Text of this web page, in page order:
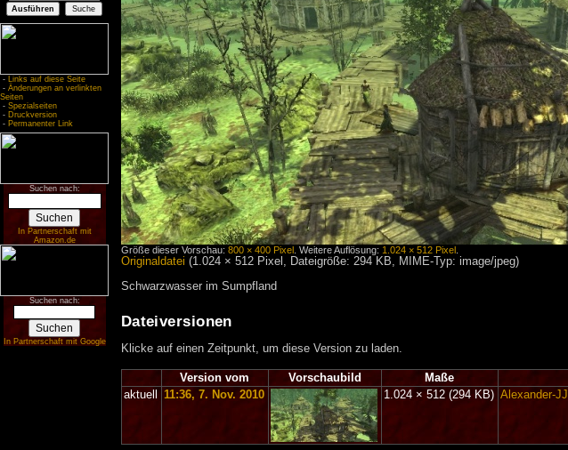
- Links auf diese Seite
- Änderungen an verlinkten
Seiten
- Spezialseiten
- Druckversion
- Permanenter Link
Suchen nach:
In Partnerschaft mit
Amazon.de
Suchen nach:
In Partnerschaft mit Google
Größe dieser Vorschau: 800 × 400 Pixel. Weitere Auflösung: 1.024 × 512 Pixel.
Originaldatei (1.024 × 512 Pixel, Dateigröße: 294 KB, MIME-Typ: image/jpeg)
Schwarzwasser im Sumpfland
Dateiversionen
Klicke auf einen Zeitpunkt, um diese Version zu laden.
Version vom Vorschaubild Maße
aktuell
11:36, 7. Nov. 2010 1.024 × 512(294 KB) Alexander-JJ